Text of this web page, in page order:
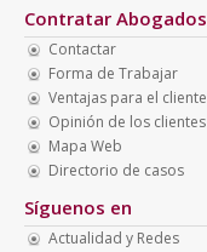
Contratar Abogados
Contactar
Forma de Trabajar
Ventajas para el cliente
Opinión de los clientes
Mapa Web
Directorio de casos
Síguenos en
Actualidad y Redes